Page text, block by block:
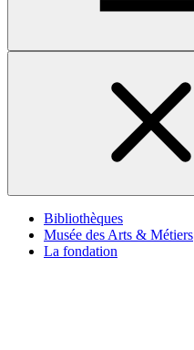
Bibliothèques
Musée des Arts & Métiers
La fondation